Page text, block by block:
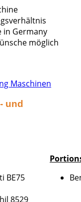
in Germany
möglich
Maschinen
und
BE75
8529